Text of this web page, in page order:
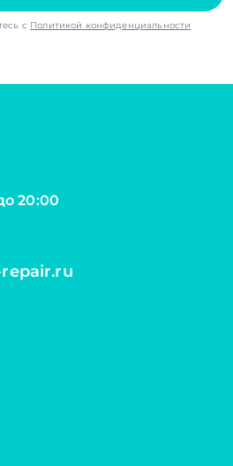
с Политикой конфиденциальности
20:00